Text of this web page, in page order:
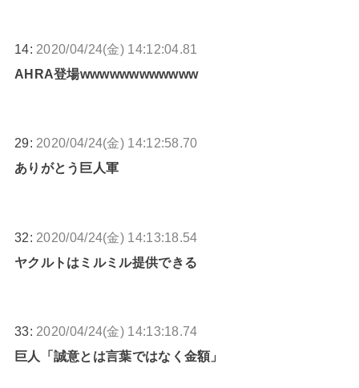
14: 2020/04/24(金) 14:12:04.81
AHRA登場wwwwwwwwwwww
29: 2020/04/24(金) 14:12:58.70
ありがとう巨人軍
32: 2020/04/24(金) 14:13:18.54
ヤクルトはミルミル提供できる
33: 2020/04/24(金) 14:13:18.74
巨人「誠意とは言葉ではなく金額」